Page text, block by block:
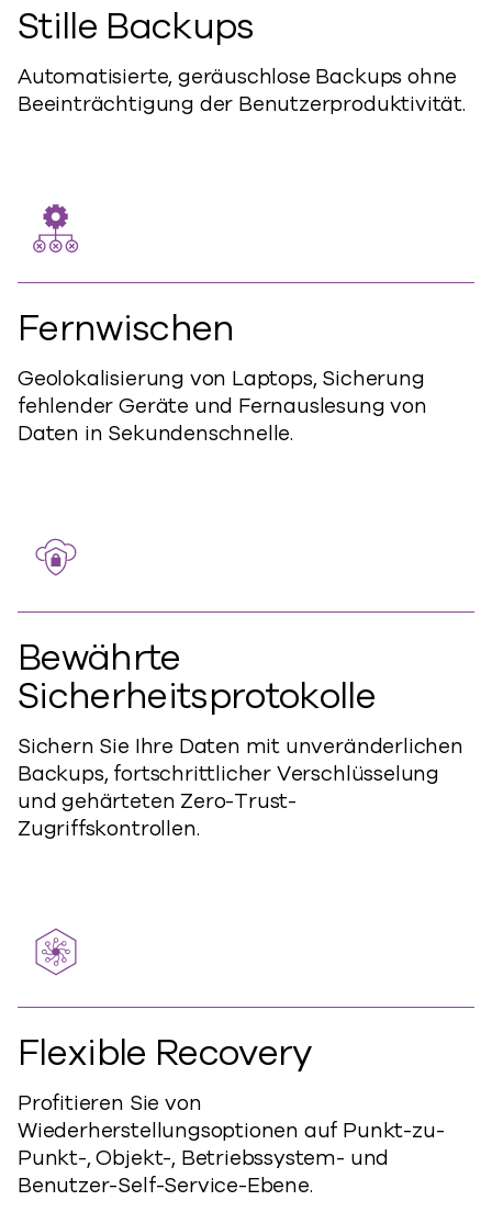
Stille Backups
Automatisierte, geräuschlose Backups ohne
Beeinträchtigung der Benutzerproduktivität.
Fernwischen
Geolokalisierung von Laptops, Sicherung
fehlender Geräte und Fernauslesung von
Daten in Sekundenschnelle.
Bewährte
Sicherheitsprotokolle
Sichern Sie Ihre Daten mit unveränderlichen
Backups, fortschrittlicher Verschlüsselung
und gehärteten Zero-Trust-
Zugriffskontrollen.
Flexible Recovery
Profitieren Sie von
Wiederherstellungsoptionen auf Punkt-zu-
Punkt-, Objekt-, Betriebssystem- und
Benutzer-Self-Service-Ebene.